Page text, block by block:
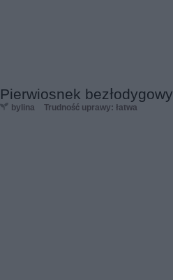
Pierwiosnek bezłodygowy
bylina Trudność uprawy: łatwa